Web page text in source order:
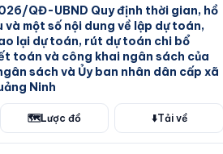
QĐ-UBND Quy định thời gian, hồ
và một số nội dung về lập dự toán,
lại dự toán, rút dự toán chi bổ
toán và công khai ngân sách của
sách và Ủy ban nhân dân cấp xã
Ninh
🗺️Lược đồ ⬇️Tải về